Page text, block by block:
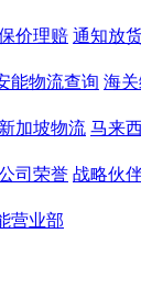
价理赔 通知放
能物流查询 海
新加坡物流 马来
司荣誉 战略伙
营业部